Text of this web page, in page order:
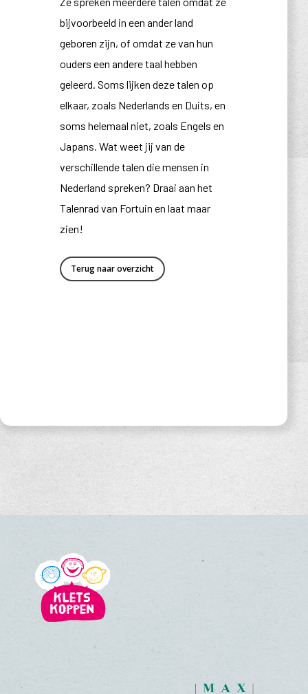
bijvoorbeeld in een ander land
geboren zijn, of omdat ze van hun
ouders een andere taal hebben
geleerd. Soms lijken deze talen op
elkaar, zoals Nederlands en Duits, en
soms helemaal niet, zoals Engels en
Japans. Wat weet jij van de
verschillende talen die mensen in
Nederland spreken? Draai aan het
Talenrad van Fortuin en laat maar
zien!
Terug naar overzicht